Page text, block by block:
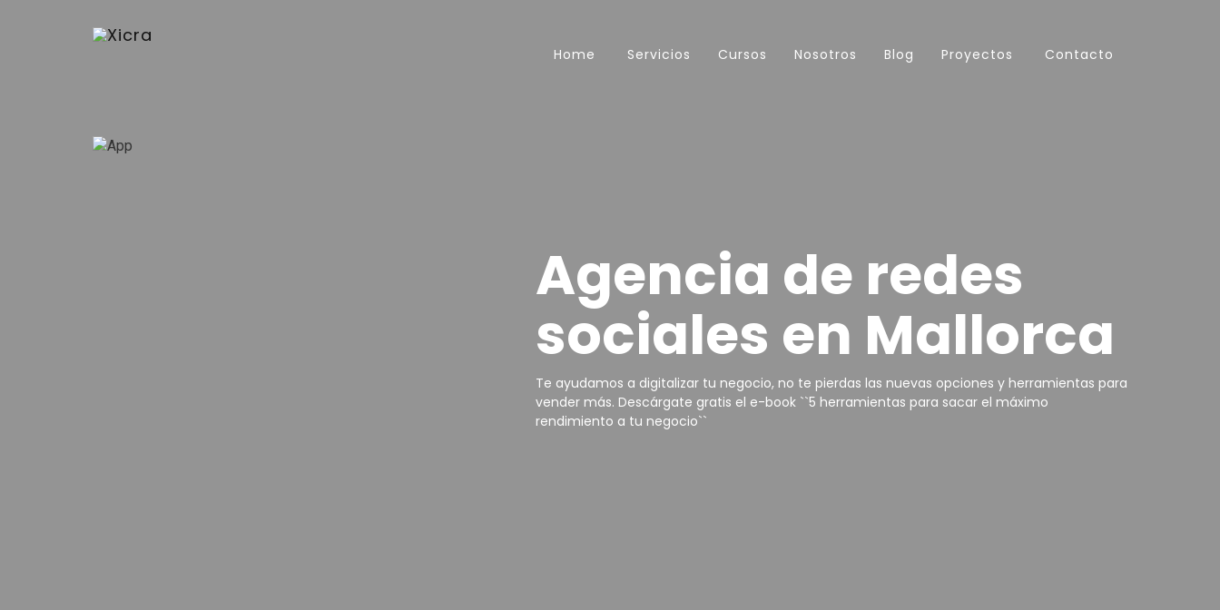
Home Servicios Cursos Nosotros Blog Proyectos Contacto
Agencia de redes
sociales en Mallorca
Te ayudamos a digitalizar tu negocio, no te pierdas las nuevas opciones y herramientas para
vender más. Descárgate gratis el e-book ``5 herramientas para sacar el máximo
rendimiento a tu negocio``